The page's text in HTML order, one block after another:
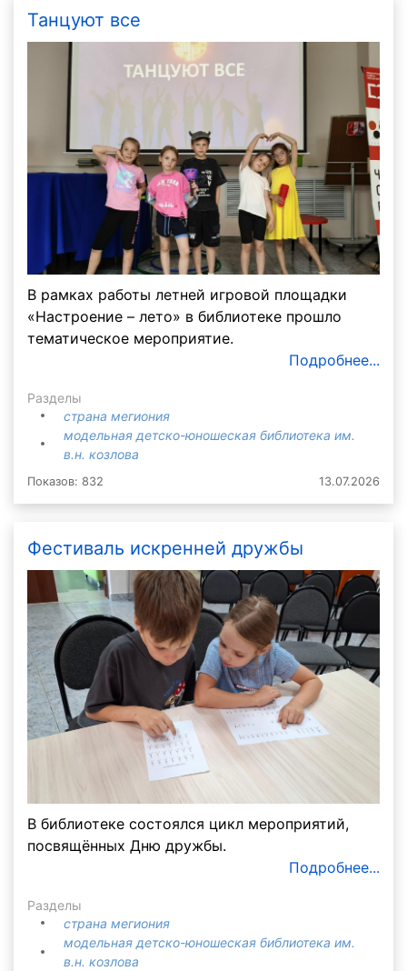
Танцуют все
В рамках работы летней игровой площадки
«Настроение – лето» в библиотеке прошло
тематическое мероприятие.
Подробнее...
Разделы
страна мегиония
модельная детско-юношеская библиотека им.
в.н. козлова
Показов: 832 13.07.2026
Фестиваль искренней дружбы
В библиотеке состоялся цикл мероприятий,
посвящённых Дню дружбы.
Подробнее...
Разделы
страна мегиония
модельная детско-юношеская библиотека им.
в.н. козлова